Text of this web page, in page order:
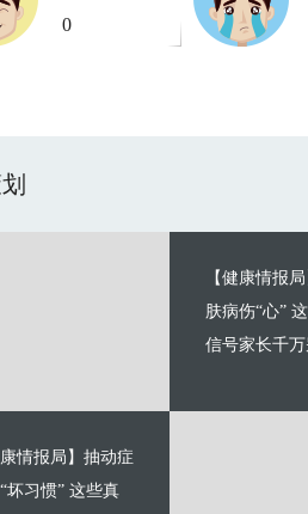
0
【健康情报
肤病伤“心”
信号家长千
康情报局】抽动症
坏习惯” 这些真